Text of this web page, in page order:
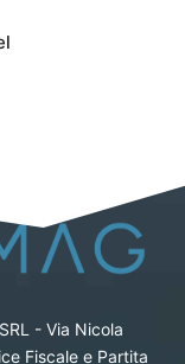
- Via Nicola
Fiscale e Partita